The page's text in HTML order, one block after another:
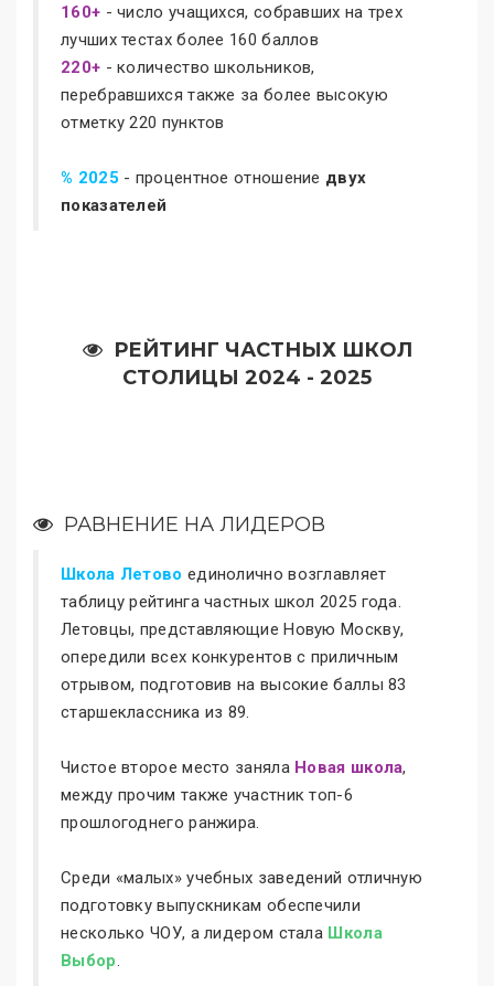
160+ - число учащихся, собравших на трех
лучших тестах более 160 баллов
220+ - количество школьников,
перебравшихся также за более высокую
отметку 220 пунктов
% 2025 - процентное отношение двух
показателей
РЕЙТИНГ ЧАСТНЫХ ШКОЛ
СТОЛИЦЫ 2024 - 2025
РАВНЕНИЕ НА ЛИДЕРОВ
Школа Летово единолично возглавляет
таблицу рейтинга частных школ 2025 года.
Летовцы, представляющие Новую Москву,
опередили всех конкурентов с приличным
отрывом, подготовив на высокие баллы 83
старшеклассника из 89.
Чистое второе место заняла Новая школа,
между прочим также участник топ-6
прошлогоднего ранжира.
Среди «малых» учебных заведений отличную
подготовку выпускникам обеспечили
несколько ЧОУ, а лидером стала Школа
Выбор.